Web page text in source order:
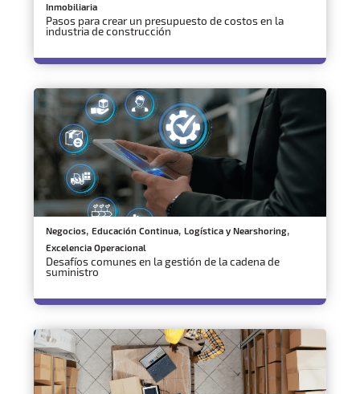
Inmobiliaria
Pasos para crear un presupuesto de costos en la
industria de construcción
Negocios, Educación Continua, Logística y Nearshoring,
Excelencia Operacional
Desafíos comunes en la gestión de la cadena de
suministro